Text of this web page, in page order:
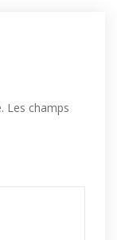
Les champs